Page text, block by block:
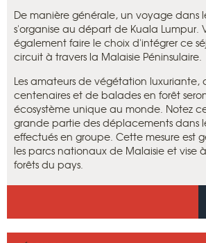
De manière générale, un voyage dans
s'organise au départ de Kuala Lumpur.
également faire le choix d'intégrer ce
circuit à travers la Malaisie Péninsulaire.
Les amateurs de végétation luxuriante,
centenaires et de balades en forêt
écosystème unique au monde. Notez
grande partie des déplacements dans
effectués en groupe. Cette mesure est
les parcs nationaux de Malaisie et vise
forêts du pays.